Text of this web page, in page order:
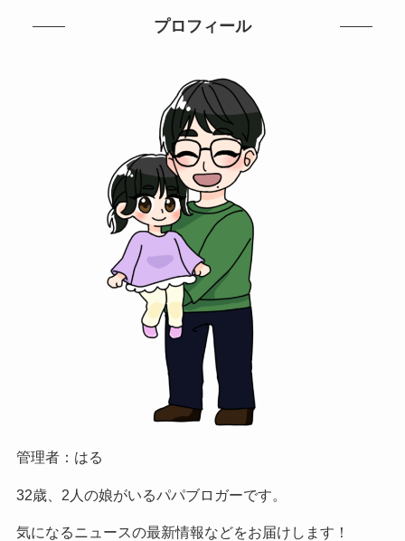
プロフィール
管理者：はる
32歳、2人の娘がいるパパブロガーです。
気になるニュースの最新情報などをお届けします！